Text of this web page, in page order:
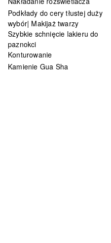
Podkłady do cery tłustej duży
wybór| Makijaż twarzy
Szybkie schnięcie lakieru do
paznokci
Konturowanie
Kamienie Gua Sha